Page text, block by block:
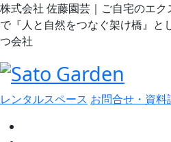
株式会社 佐藤園芸｜ご自宅のエ
で『人と自然をつなぐ架け橋』と
つ会社
レンタルスペース お問合せ・資料